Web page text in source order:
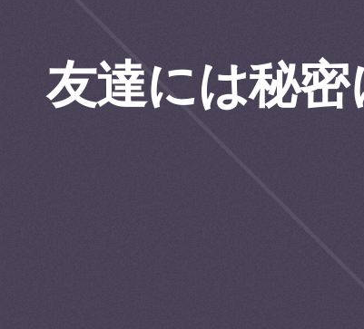
友達には秘